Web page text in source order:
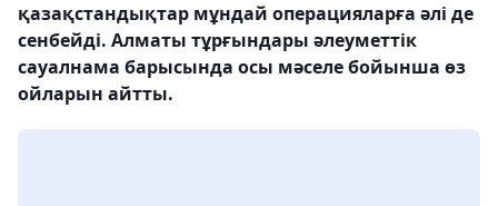
қазақстандықтар мұндай операцияларға әлі де
сенбейді. Алматы тұрғындары әлеуметтік
сауалнама барысында осы мәселе бойынша өз
ойларын айтты.